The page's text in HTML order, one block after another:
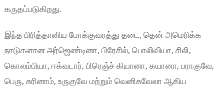
கருதப்படுகிறது.
இந்த பிரித்தானிய போக்குவரத்து தடை, தென் அமெரிக்க
நாடுகளான அர்ஜெண்டினா, பிரேசில், பொலிவியா, சிலி,
கொலம்பியா, ஈக்வடார், பிரெஞ்ச் கியானா, கயானா, பராகுவே,
பெரு, சுரினாம், உருகுவே மற்றும் வெனிசுவேலா ஆகிய